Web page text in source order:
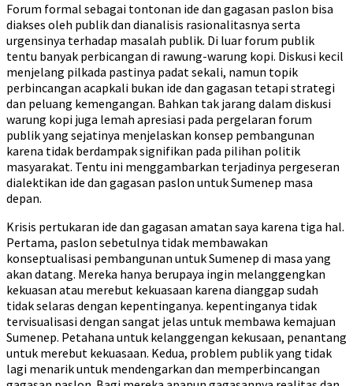
Forum formal sebagai tontonan ide dan gagasan paslon bisa
diakses oleh publik dan dianalisis rasionalitasnya serta
urgensinya terhadap masalah publik. Di luar forum publik
tentu banyak perbicangan di rawung-warung kopi. Diskusi kecil
menjelang pilkada pastinya padat sekali, namun topik
perbincangan acapkali bukan ide dan gagasan tetapi strategi
dan peluang kemengangan. Bahkan tak jarang dalam diskusi
warung kopi juga lemah apresiasi pada pergelaran forum
publik yang sejatinya menjelaskan konsep pembangunan
karena tidak berdampak signifikan pada pilihan politik
masyarakat. Tentu ini menggambarkan terjadinya pergeseran
dialektikan ide dan gagasan paslon untuk Sumenep masa
depan.
Krisis pertukaran ide dan gagasan amatan saya karena tiga hal.
Pertama, paslon sebetulnya tidak membawakan
konseptualisasi pembangunan untuk Sumenep di masa yang
akan datang. Mereka hanya berupaya ingin melanggengkan
kekuasan atau merebut kekuasaan karena dianggap sudah
tidak selaras dengan kepentinganya. kepentinganya tidak
tervisualisasi dengan sangat jelas untuk membawa kemajuan
Sumenep. Petahana untuk kelanggengan kekusaan, penantang
untuk merebut kekuasaan. Kedua, problem publik yang tidak
lagi menarik untuk mendengarkan dan memperbincangan